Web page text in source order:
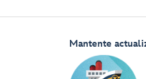
Mantente